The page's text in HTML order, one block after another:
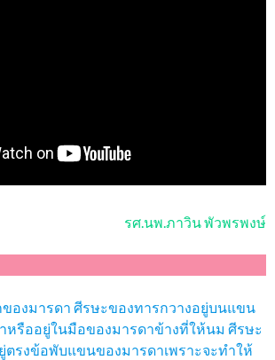
รศ.นพ.ภาวิน พัวพรพงษ์
องมารดา ศีรษะของทารกวางอยู่บนแขน
หรืออยู่ในมือของมารดาข้างที่ให้นม ศีรษะ
รงข้อพับแขนของมารดาเพราะจะทำให้